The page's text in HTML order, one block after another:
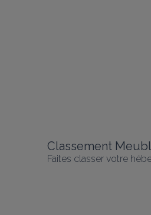
Faites classer votre